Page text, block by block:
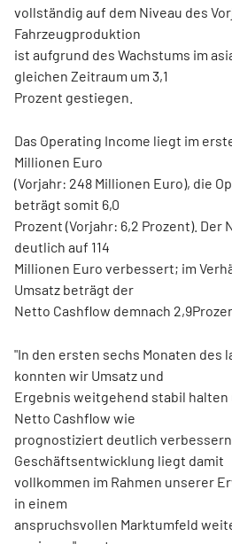
vollständig auf dem Niveau des
Fahrzeugproduktion
ist aufgrund des Wachstums im
gleichen Zeitraum um 3,1
Prozent gestiegen.
Das Operating Income liegt im
Millionen Euro
(Vorjahr: 248 Millionen Euro), die
beträgt somit 6,0
Prozent (Vorjahr: 6,2 Prozent). Der
deutlich auf 114
Millionen Euro verbessert; im
Umsatz beträgt der
Netto Cashflow demnach
"In den ersten sechs Monaten des
konnten wir Umsatz und
Ergebnis weitgehend stabil halten
Netto Cashflow wie
prognostiziert deutlich
Geschäftsentwicklung liegt damit
vollkommen im Rahmen unserer
in einem
anspruchsvollen Marktumfeld